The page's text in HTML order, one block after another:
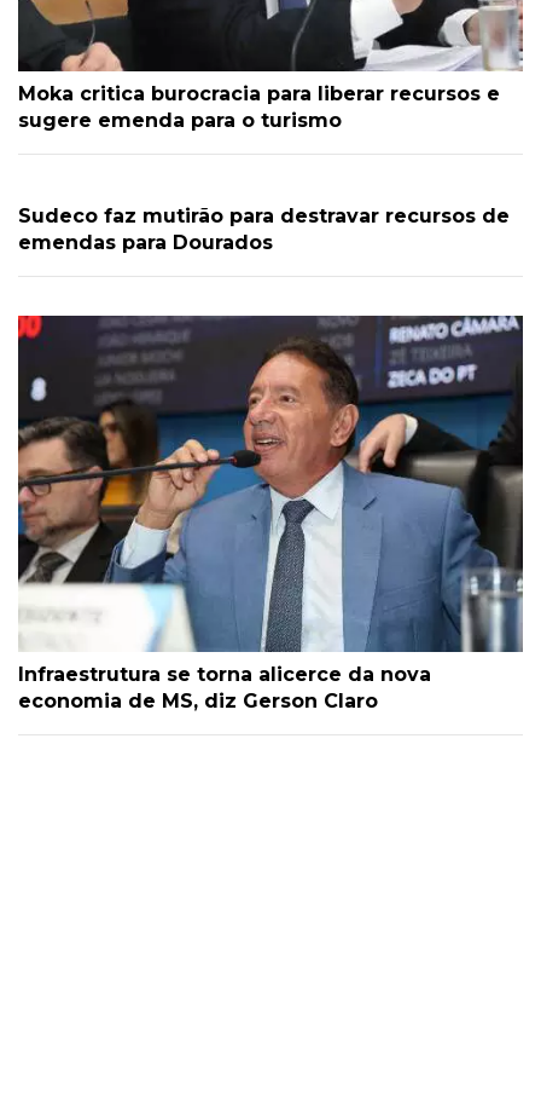
Moka critica burocracia para liberar recursos e
sugere emenda para o turismo
Sudeco faz mutirão para destravar recursos de
emendas para Dourados
Infraestrutura se torna alicerce da nova
economia de MS, diz Gerson Claro